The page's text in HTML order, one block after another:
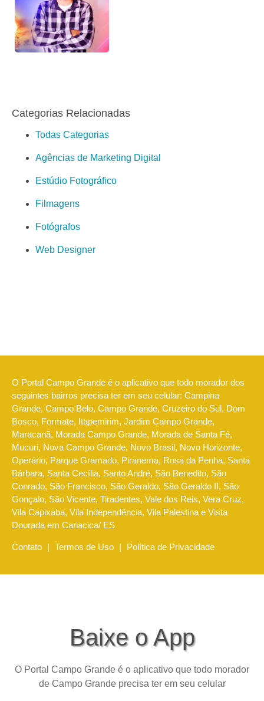
Categorias Relacionadas
Todas Categorias
Agências de Marketing Digital
Estúdio Fotográfico
Filmagens
Fotógrafos
Web Designer
O Portal Campo Grande é o aplicativo que todo morador dos
seguintes bairros precisa ter em seu celular: Campina
Grande, Campo Belo, Campo Grande, Cruzeiro do Sul, Dom
Bosco, Formate, Itapemirim, Jardim Campo Grande,
Maracanã, Morada Campo Grande, Morada de Santa Fé,
Mucuri, Nova Campo Grande, Novo Brasil, Novo Horizonte,
Operário, Parque Gramado, Piranema, Rosa da Penha, Santa
Bárbara, Santa Cecília, Santo André, São Benedito, São
Conrado, São Francisco, São Geraldo, São Geraldo II, São
Gonçalo, São Vicente, Tiradentes, Vale dos Reis, Vera Cruz,
Vila Capixaba, Vila Independência, Vila Palestina e Vista
Dourada em Cariacica/ ES
Contato | Termos de Uso | Política de Privacidade
Baixe o App
O Portal Campo Grande é o aplicativo que todo morador
de Campo Grande precisa ter em seu celular